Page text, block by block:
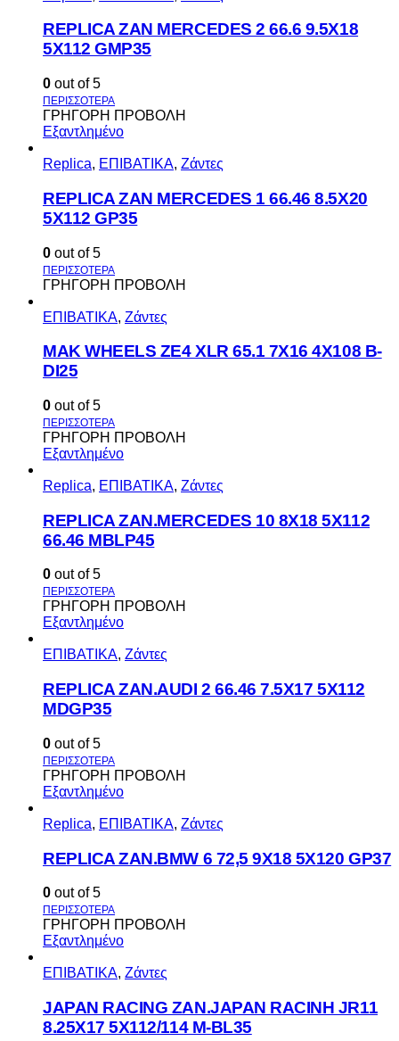
REPLICA ZAN MERCEDES 2 66.6 9.5X18
5X112 GMP35
0 out of 5
ΓΡΗΓΟΡΗ ΠΡΟΒΟΛΗ
Εξαντλημένο
Replica, ΕΠΙΒΑΤΙΚΑ, Ζάντες
REPLICA ZAN MERCEDES 1 66.46 8.5X20
5X112 GP35
0 out of 5
ΓΡΗΓΟΡΗ ΠΡΟΒΟΛΗ
ΕΠΙΒΑΤΙΚΑ, Ζάντες
MAK WHEELS ΖΕ4 XLR 65.1 7Χ16 4Χ108 Β-
DI25
0 out of 5
ΓΡΗΓΟΡΗ ΠΡΟΒΟΛΗ
Εξαντλημένο
Replica, ΕΠΙΒΑΤΙΚΑ, Ζάντες
REPLICA ZAN.MERCEDES 10 8X18 5X112
66.46 MBLP45
0 out of 5
ΓΡΗΓΟΡΗ ΠΡΟΒΟΛΗ
Εξαντλημένο
ΕΠΙΒΑΤΙΚΑ, Ζάντες
REPLICA ZAN.AUDI 2 66.46 7.5X17 5X112
MDGP35
0 out of 5
ΓΡΗΓΟΡΗ ΠΡΟΒΟΛΗ
Εξαντλημένο
Replica, ΕΠΙΒΑΤΙΚΑ, Ζάντες
REPLICA ZAN.BMW 6 72,5 9X18 5X120 GP37
0 out of 5
ΓΡΗΓΟΡΗ ΠΡΟΒΟΛΗ
Εξαντλημένο
ΕΠΙΒΑΤΙΚΑ, Ζάντες
JAPAN RACING ZAN.JAPAN RACINH JR11
8.25X17 5X112/114 M-BL35